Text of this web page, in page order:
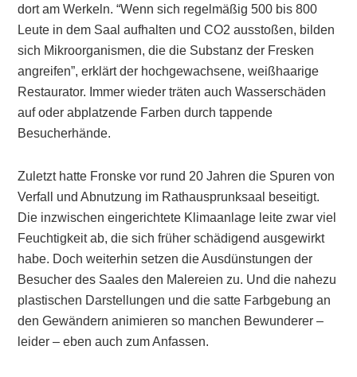
dort am Werkeln. “Wenn sich regelmäßig 500 bis 800
Leute in dem Saal aufhalten und CO2 ausstoßen, bilden
sich Mikroorganismen, die die Substanz der Fresken
angreifen”, erklärt der hochgewachsene, weißhaarige
Restaurator. Immer wieder träten auch Wasserschäden
auf oder abplatzende Farben durch tappende
Besucherhände.
Zuletzt hatte Fronske vor rund 20 Jahren die Spuren von
Verfall und Abnutzung im Rathausprunksaal beseitigt.
Die inzwischen eingerichtete Klimaanlage leite zwar viel
Feuchtigkeit ab, die sich früher schädigend ausgewirkt
habe. Doch weiterhin setzen die Ausdünstungen der
Besucher des Saales den Malereien zu. Und die nahezu
plastischen Darstellungen und die satte Farbgebung an
den Gewändern animieren so manchen Bewunderer –
leider – eben auch zum Anfassen.